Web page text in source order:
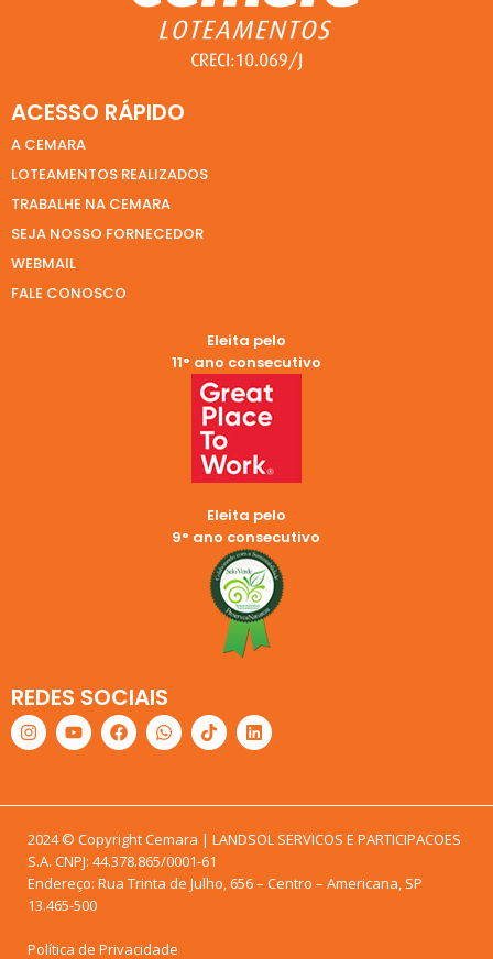
ACESSO RÁPIDO
A CEMARA
LOTEAMENTOS REALIZADOS
TRABALHE NA CEMARA
SEJA NOSSO FORNECEDOR
WEBMAIL
FALE CONOSCO
Eleita pelo
11° ano consecutivo
Eleita pelo
9° ano consecutivo
REDES SOCIAIS
2024 © Copyright Cemara | LANDSOL SERVICOS E PARTICIPACOES
S.A. CNPJ: 44.378.865/0001-61
Endereço: Rua Trinta de Julho, 656 – Centro – Americana, SP
13.465-500
Política de Privacidade